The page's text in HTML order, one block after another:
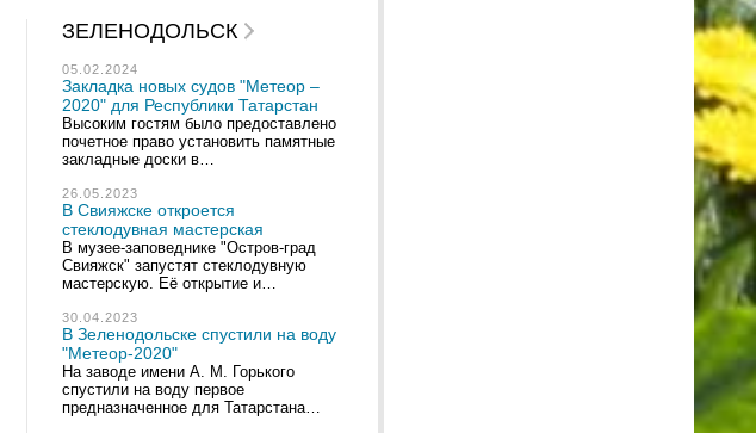
ЗЕЛЕНОДОЛЬСК
05.02.2024
Закладка новых судов "Метеор –
2020" для Республики Татарстан
Высоким гостям было предоставлено
почетное право установить памятные
закладные доски в…
26.05.2023
В Свияжске откроется
стеклодувная мастерская
В музее-заповеднике "Остров-град
Свияжск" запустят стеклодувную
мастерскую. Её открытие и…
30.04.2023
В Зеленодольске спустили на воду
"Метеор-2020"
На заводе имени А. М. Горького
спустили на воду первое
предназначенное для Татарстана…